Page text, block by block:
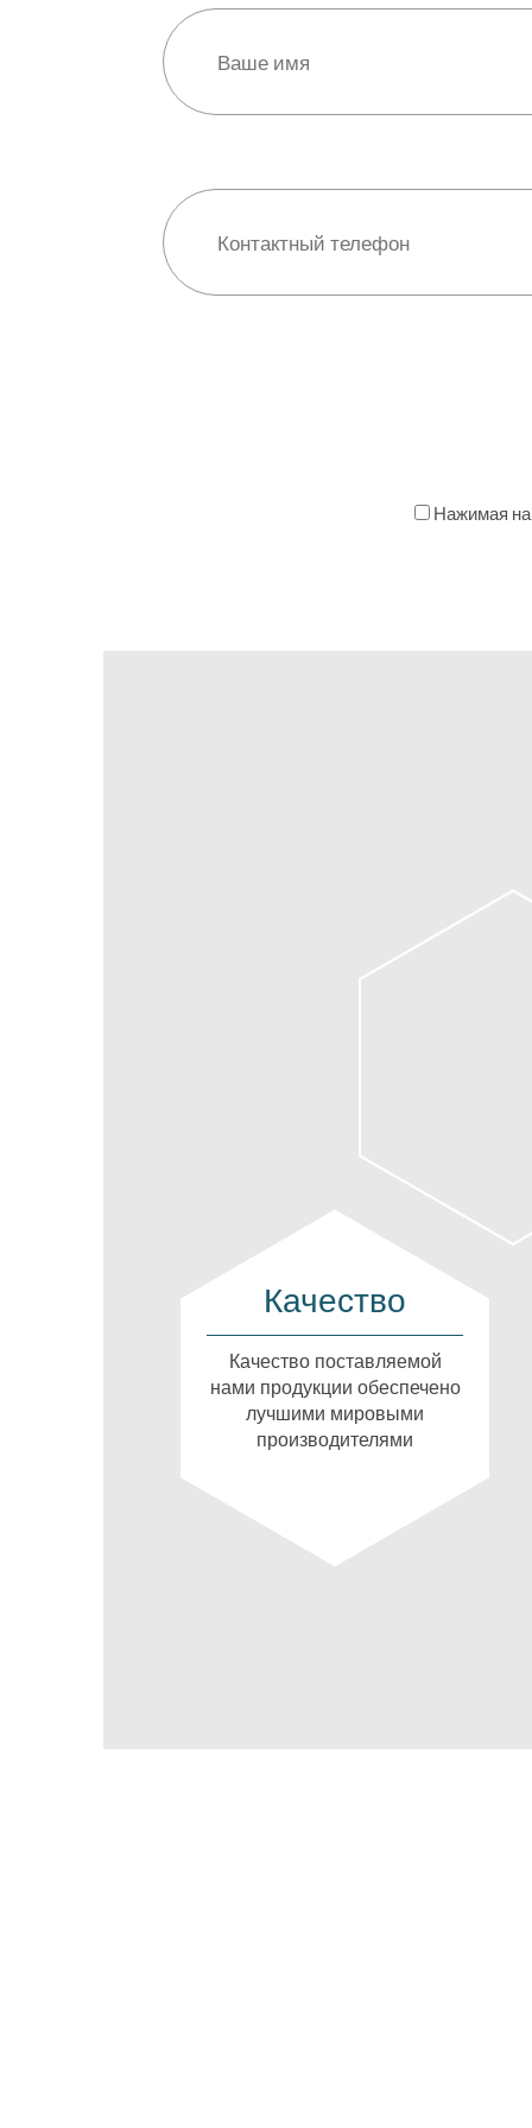
Нажимая на
Качество
Качество поставляемой
нами продукции обеспечено
лучшими мировыми
производителями